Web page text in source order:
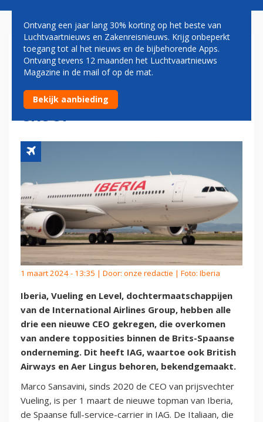
STOELENDANS ROND
TOPPOSITIES IN DE
INTERNATIONAL AIRLINES
GROUP
1 maart 2024 - 13:35 | Door: onze redactie | Foto: Iberia
Iberia, Vueling en Level, dochtermaatschappijen
van de International Airlines Group, hebben alle
drie een nieuwe CEO gekregen, die overkomen
van andere topposities binnen de Brits-Spaanse
onderneming. Dit heeft IAG, waartoe ook British
Airways en Aer Lingus behoren, bekendgemaakt.
Marco Sansavini, sinds 2020 de CEO van prijsvechter
Vueling, is per 1 maart de nieuwe topman van Iberia,
de Spaanse full-service-carrier in IAG. De Italiaan, die
Ontvang een jaar lang 30% korting op het beste van
Luchtvaartnieuws en Zakenreisnieuws. Krijg onbeperkt
toegang tot al het nieuws en de bijbehorende Apps.
Ontvang tevens 12 maanden het Luchtvaartnieuws
Magazine in de mail of op de mat.
Bekijk aanbieding